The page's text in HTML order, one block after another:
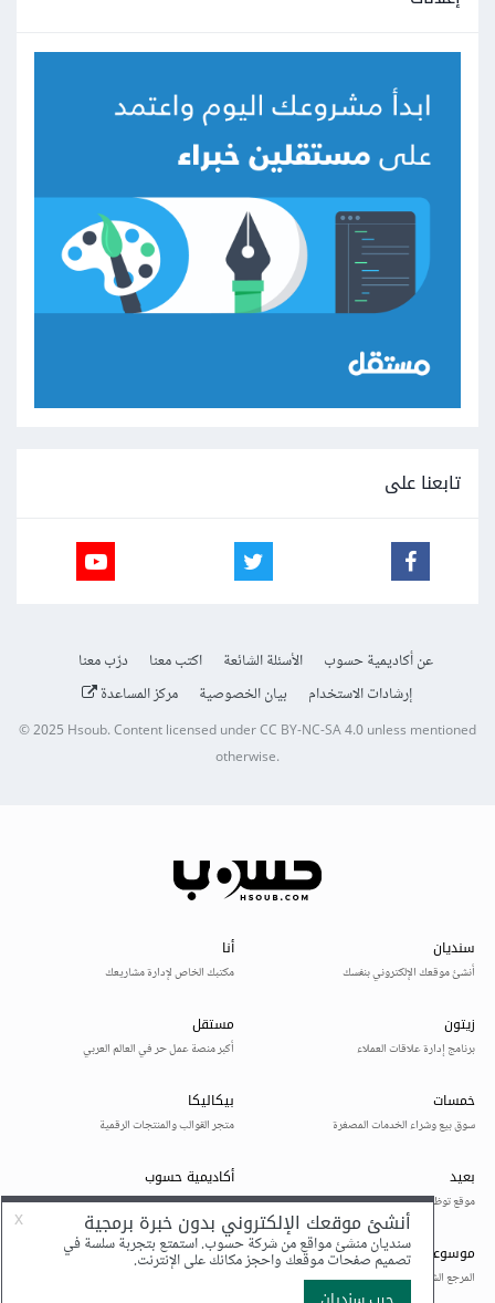
تابعنا على
عن أكاديمية حسوب الأسئلة الشائعة اكتب معنا
درّب معنا
إرشادات الاستخدام
بيان الخصوصية مركز المساعدة
© 2025Hsoub.Content licensed underCC BY-NC-SA 4.0unless mentioned
otherwise.